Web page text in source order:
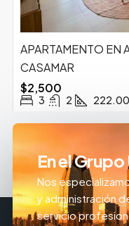
APARTAMENTO EN
CASAMAR
$2,500
3 2 222.00
En el
Nos
y administración
servicio